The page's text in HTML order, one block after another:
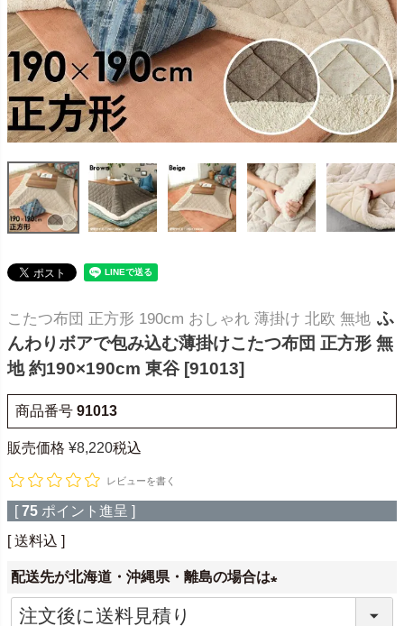
こたつ布団 正方形 190cm おしゃれ 薄掛け 北欧 無地 ふ
んわりボアで包み込む薄掛けこたつ布団 正方形 無
地 約190×190cm 東谷 [91013]
商品番号 91013
販売価格 ¥8,220税込
レビューを書く
[ 75 ポイント進呈 ]
送料込
配送先が北海道・沖縄県・離島の場合は